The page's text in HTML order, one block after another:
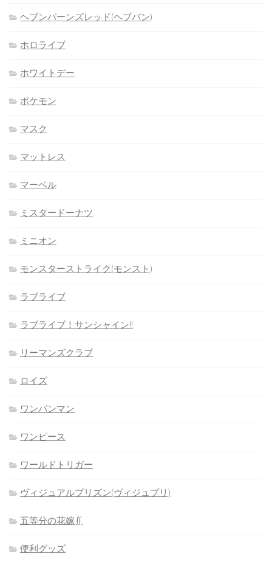
ヘブンバーンズレッド(ヘブバン)
ホロライブ
ホワイトデー
ポケモン
マスク
マットレス
マーベル
ミスタードーナツ
ミニオン
モンスターストライク(モンスト)
ラブライブ
ラブライブ！サンシャイン!!
リーマンズクラブ
ロイズ
ワンパンマン
ワンピース
ワールドトリガー
ヴィジュアルプリズン(ヴィジュプリ)
五等分の花嫁∬
便利グッズ